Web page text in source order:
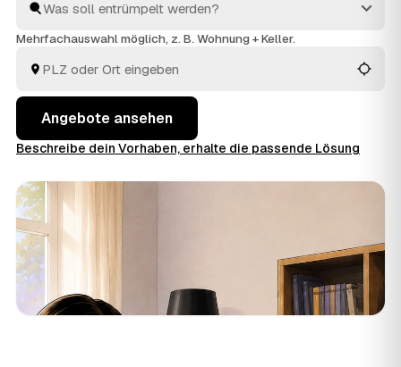
Festpreis. Räumen, fachgerecht entsorgen und
besenrein an den Vermieter übergeben gehört bei allen
besten passt.
Mehrfachauswahl möglich, z. B. Wohnung + Keller.
Angebote ansehen
Beschreibe dein Vorhaben, erhalte die passende Lösung